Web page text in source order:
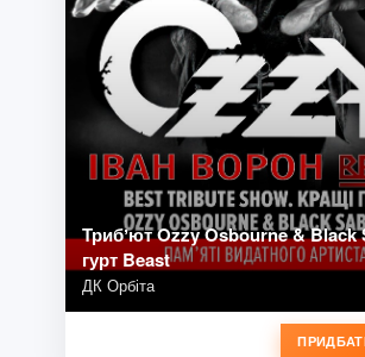
Трибʼют Ozzy Osbourne & Black
гурт Beast
ДК Орбіта